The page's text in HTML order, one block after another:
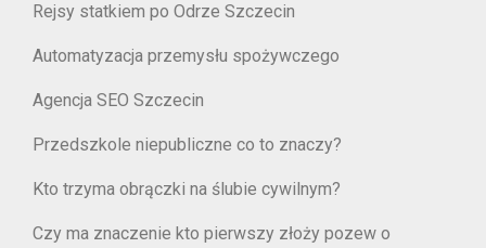
Rejsy statkiem po Odrze Szczecin
Automatyzacja przemysłu spożywczego
Agencja SEO Szczecin
Przedszkole niepubliczne co to znaczy?
Kto trzyma obrączki na ślubie cywilnym?
Czy ma znaczenie kto pierwszy złoży pozew o